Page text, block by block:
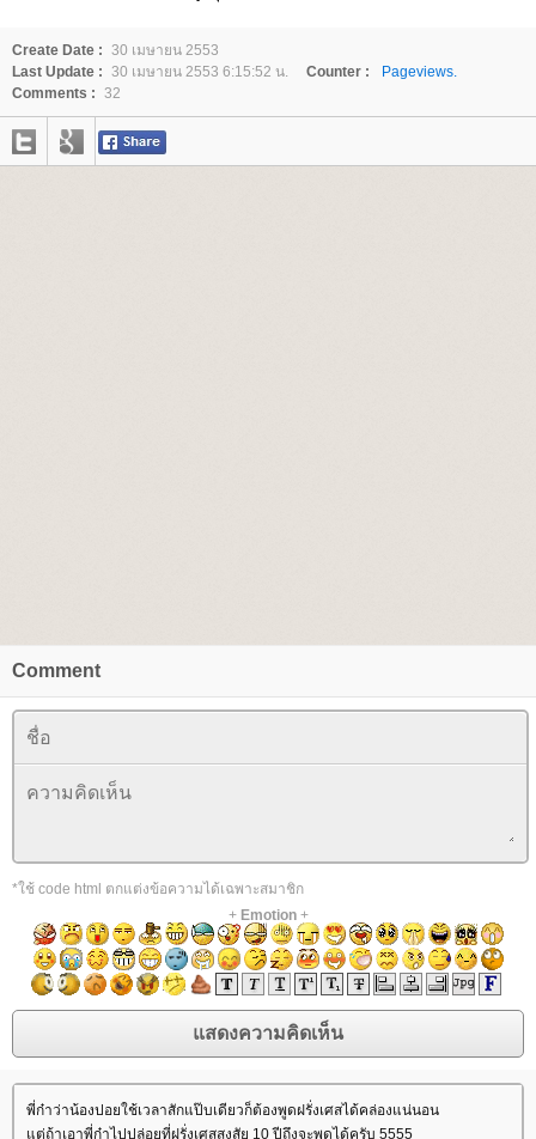
Create Date : 30 เมษายน 2553
Last Update : 30 เมษายน 2553 6:15:52 น. Counter :
Pageviews.
Comments : 32
Comment
*ใช้ code html ตกแต่งข้อความได้เฉพาะสมาชิก
+ Emotion+
พี่ก๋าว่าน้องปอยใช้เวลาสักแป๊บเดียวก็ต้องพูดฝรั่งเศสได้คล่องแน่นอน
ต่ถ้าเอาพี่ก๋าไปปล่อยที่ฝรั่งเศสสงสัย 10 ปีถึงจะพูดได้ครับ 5555